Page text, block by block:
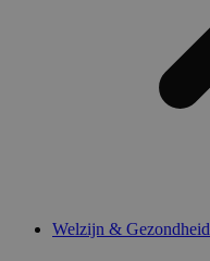
Welzijn & Gezondheid